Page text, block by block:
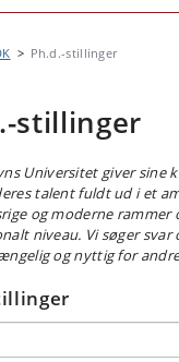
Ph.d.-stillinger
stillinger
Universitet giver sine
talent fuldt ud i et
og moderne rammer
niveau. Vi søger
og nyttig for